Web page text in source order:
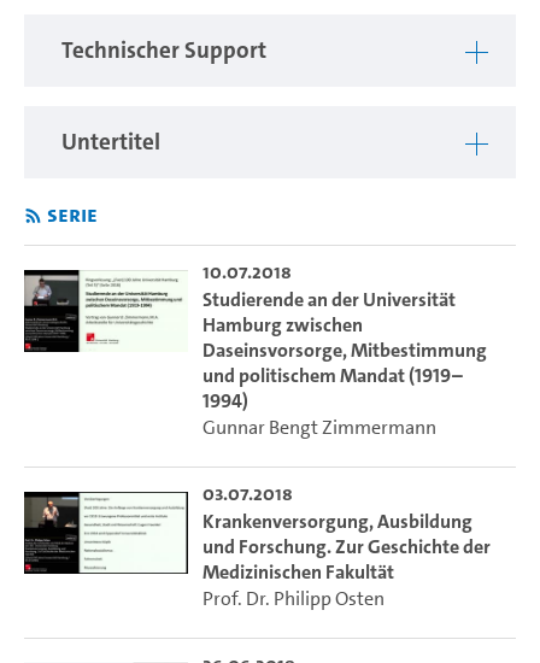
Technischer Support
Untertitel
Serie
10.07.2018
Studierende an der Universität
Hamburg zwischen
Daseinsvorsorge, Mitbestimmung
und politischem Mandat (1919–
1994)
Gunnar Bengt Zimmermann
03.07.2018
Krankenversorgung, Ausbildung
und Forschung. Zur Geschichte der
Medizinischen Fakultät
Prof. Dr. Philipp Osten